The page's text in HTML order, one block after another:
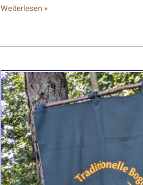
Wider
(Arbeitseinsatz)
Weiterlesen »